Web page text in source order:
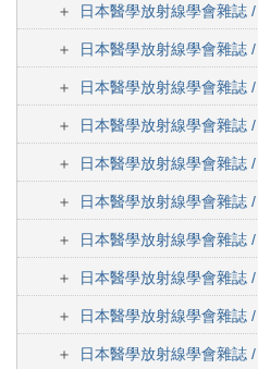
日本醫學放射線學會雜誌
日本醫學放射線學會雜誌
日本醫學放射線學會雜誌
日本醫學放射線學會雜誌
日本醫學放射線學會雜誌
日本醫學放射線學會雜誌
日本醫學放射線學會雜誌
日本醫學放射線學會雜誌
日本醫學放射線學會雜誌
日本醫學放射線學會雜誌